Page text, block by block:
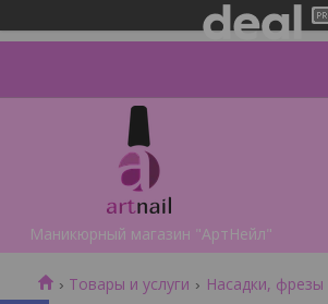
Маникюрный магазин "АртНейл"
Товары и услуги Насадки, фрезы